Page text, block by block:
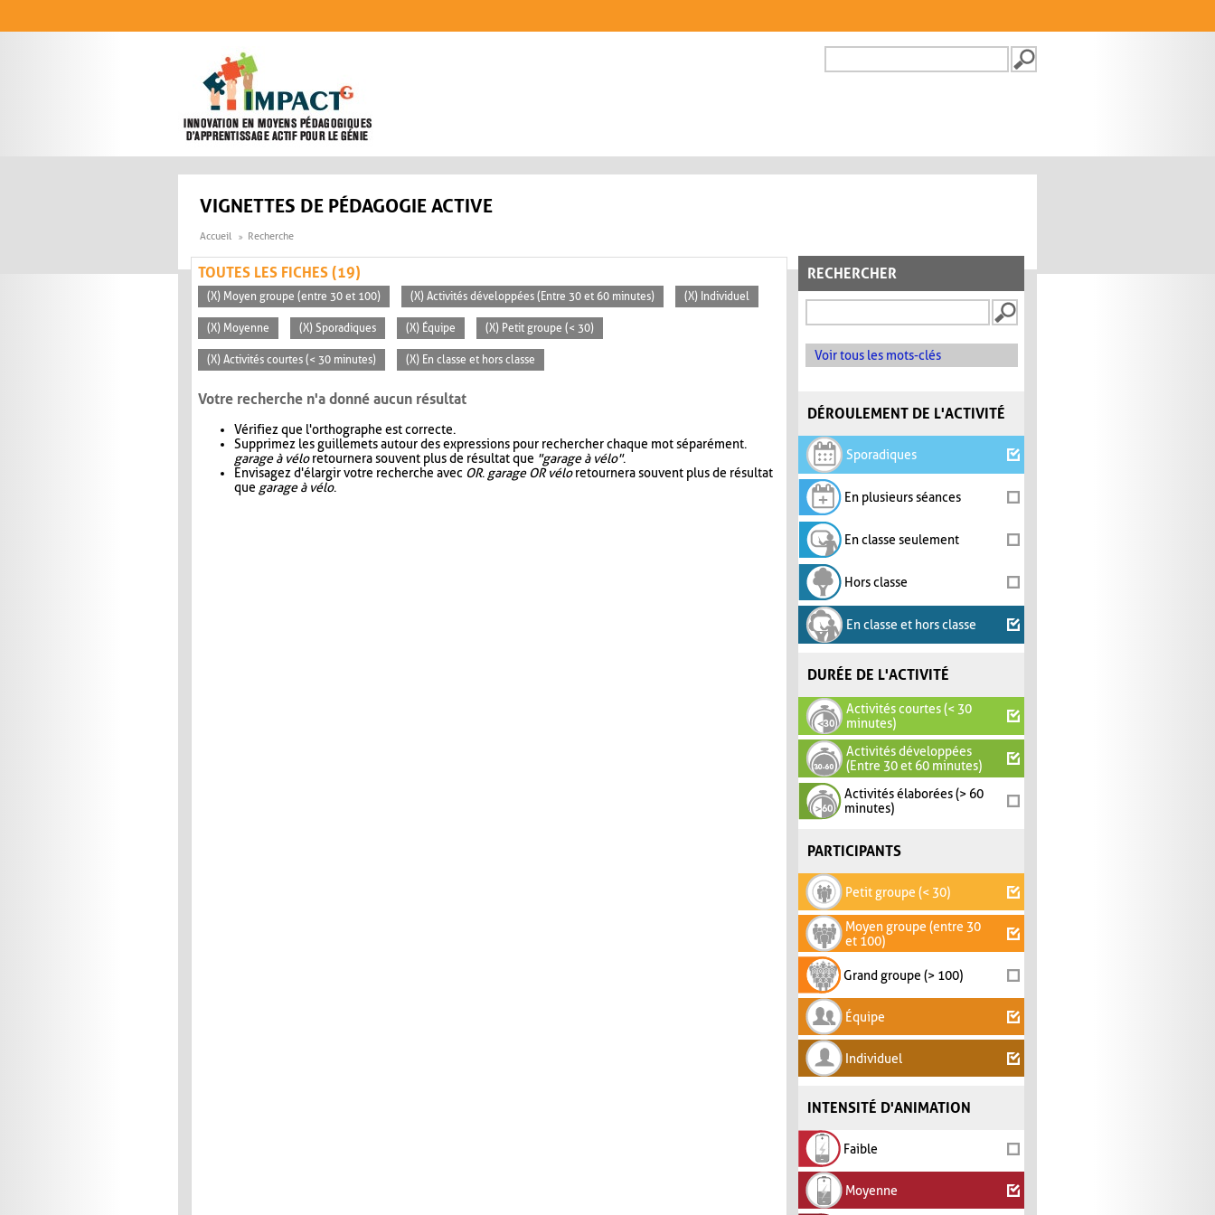
FORMULAIRE DE
VIGNETTES DE PÉDAGOGIE ACTIVE
Accueil Recherche
RECHERCHER
Voir tous les mots-clés
DÉROULEMENT DE L'ACTIVITÉ
Sporadiques
En plusieurs séances
En classe seulement
Hors classe
En classe et hors classe
DURÉE DE L'ACTIVITÉ
Activités courtes (< 30
minutes)
Activités développées
(Entre 30 et 60 minutes)
Activités élaborées (> 60
minutes)
PARTICIPANTS
Petit groupe (< 30)
Moyen groupe (entre 30
et 100)
Grand groupe (> 100)
Équipe
Individuel
INTENSITÉ D'ANIMATION
Faible
Moyenne
TOUTES LES FICHES (19)
(X) Moyen groupe (entre 30 et 100) (X) Activités développées (Entre 30 et 60 minutes) (X) Individuel
(X) Moyenne (X) Sporadiques (X) Équipe (X) Petit groupe (< 30)
(X) Activités courtes (< 30 minutes) (X) En classe et hors classe
Votre recherche n'a donné aucun résultat
Vérifiez que l'orthographe est correcte.
Supprimez les guillemets autour des expressions pour rechercher chaque mot séparément.
garage à véloretournera souvent plus de résultat que "garage à vélo".
Envisagez d'élargir votre recherche avec OR. garage OR véloretournera souvent plus de résultat
que garage à vélo.